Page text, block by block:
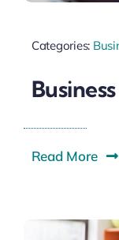
Categories:
Read More